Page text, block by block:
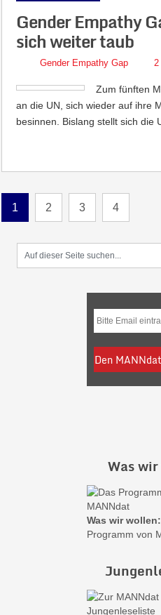
Gender Empathy
sich weiter taub
Gender Empathy Gap 2
Zum fünften
an die UN, sich wieder auf ihre
besinnen. Bislang stellt sich die
1 2 3 4
Was
Was wir wollen:
Programm von